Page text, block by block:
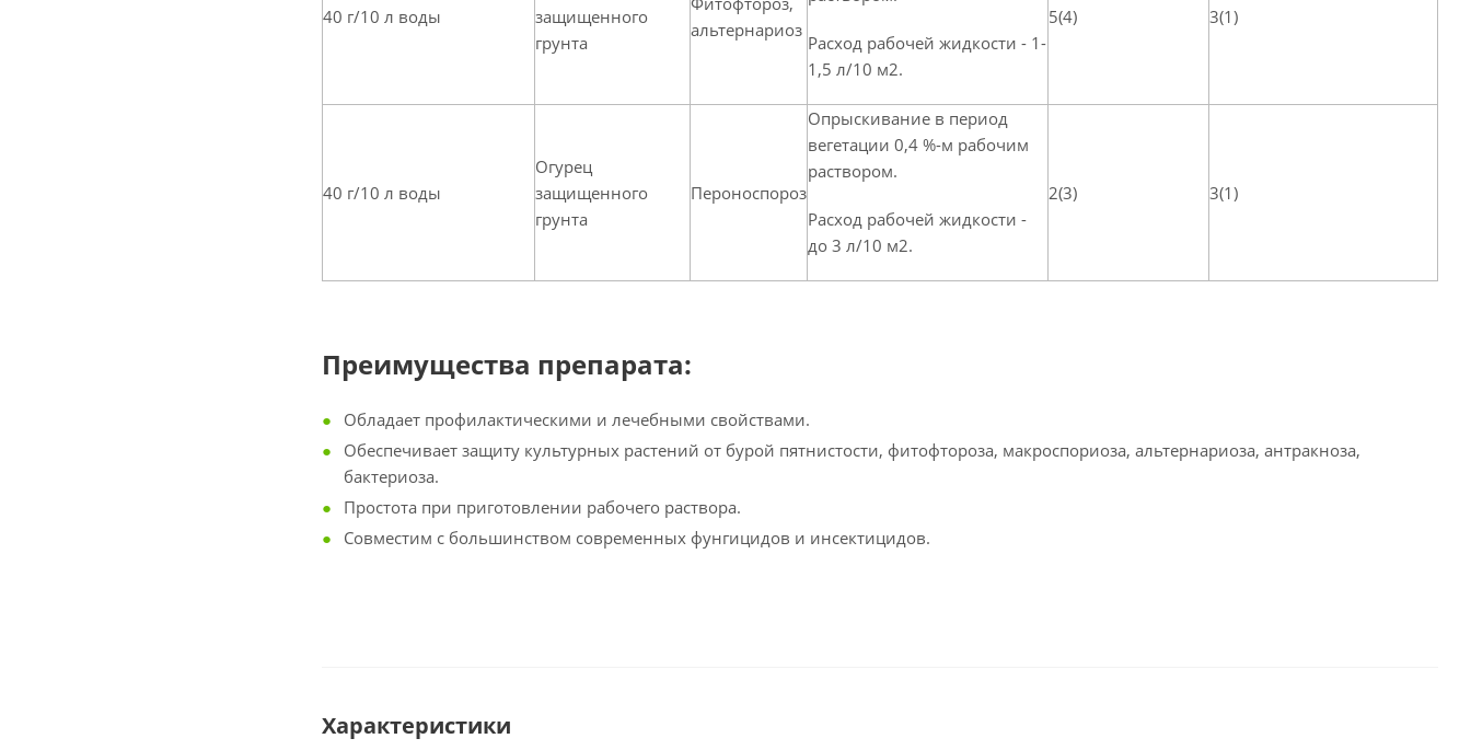
40 г/10 л воды
защищенного
грунта
альтернариоз
Расход рабочей жидкости - 1-
1,5 л/10 м2.
5(4) 3(1)
40 г/10 л воды
Огурец
защищенного
грунта
Пероноспороз
Опрыскивание в период
вегетации 0,4 %-м рабочим
раствором.
Расход рабочей жидкости -
до 3 л/10 м2.
2(3) 3(1)
Преимущества препарата:
Обладает профилактическими и лечебными свойствами.
Обеспечивает защиту культурных растений от бурой пятнистости, фитофтороза, макроспориоза, альтернариоза, антракноза,
бактериоза.
Простота при приготовлении рабочего раствора.
Совместим с большинством современных фунгицидов и инсектицидов.
Характеристики